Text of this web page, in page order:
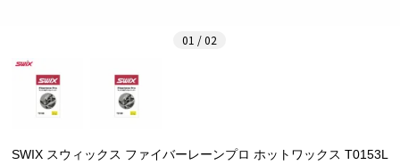
01 / 02
SWIX スウィックス ファイバーレーンプロ ホットワックス T0153L